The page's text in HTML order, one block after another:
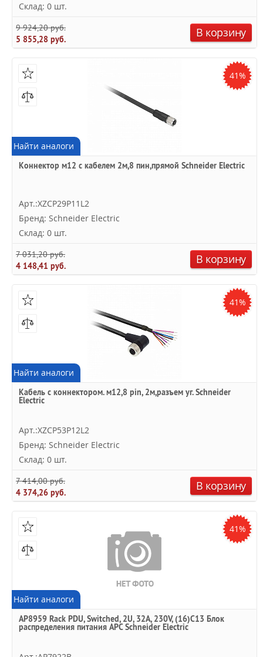
Склад: 0 шт.
9 924,20 руб.
5 855,28 руб.
В корзину
41%
Найти аналоги
Коннектор м12 с кабелем 2м,8 пин,прямой Schneider Electric
Арт.:XZCP29P11L2
Бренд: Schneider Electric
Склад: 0 шт.
7 031,20 руб.
4 148,41 руб.
В корзину
41%
Найти аналоги
Кабель с коннектором. м12,8 pin, 2м,разъем уг. Schneider
Electric
Арт.:XZCP53P12L2
Бренд: Schneider Electric
Склад: 0 шт.
7 414,00 руб.
4 374,26 руб.
В корзину
41%
Найти аналоги
AP8959 Rack PDU, Switched, 2U, 32A, 230V, (16)C13 Блок
распределения питания APC Schneider Electric